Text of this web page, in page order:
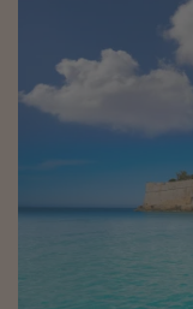
Reiseziele
Alle Reiseziele